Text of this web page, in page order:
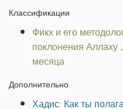
Классификации
Фикх и его
поклонения Аллаху.
месяца
Дополнительно
Хадис: Как ты